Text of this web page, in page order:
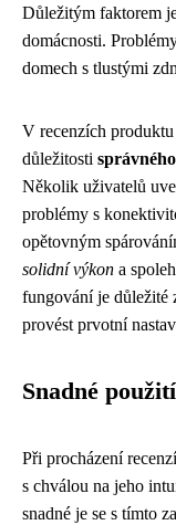
Důležitým faktorem
domácnosti.
domech s tlustými
V recenzích
důležitosti
Několik uživatelů
problémy s
opětovným
solidní výkon a
fungování je důležité
provést prvotní
Snadné
Při procházení
s chválou na jeho
snadné je se s tímto